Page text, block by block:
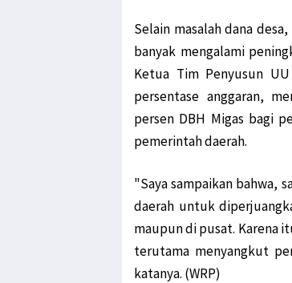
Selain masalah dana
banyak mengalami
Ketua Tim Penyusun
persentase anggaran,
persen DBH Migas bagi
pemerintah daerah.
"Saya sampaikan bahwa,
daerah untuk
maupun di pusat. Karena
terutama menyangkut
katanya. (WRP)